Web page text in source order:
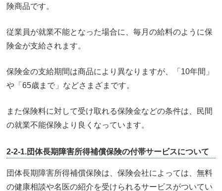
険商品です。
従業員が就業不能となった場合に、毎月の給料のように保
険金が支給されます。
保険金の支給期間は商品により異なりますが、「10年間」
や「65歳まで」などさまざまです。
また保険料に対して受け取れる保険金などの条件は、民間
の就業不能保険より良くなっています。
2-2-1.団体長期障害所得補償保険の付帯サービスについて
団体長期障害所得補償保険は、保険会社によっては、無料
の健康相談や名医の紹介を受けられるサービスがついてい